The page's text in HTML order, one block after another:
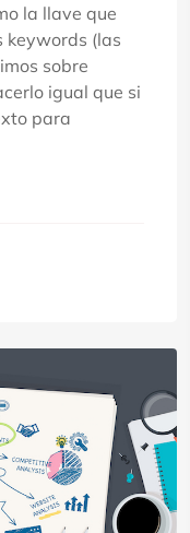
la llave que
keywords (las
sobre
igual que si
para